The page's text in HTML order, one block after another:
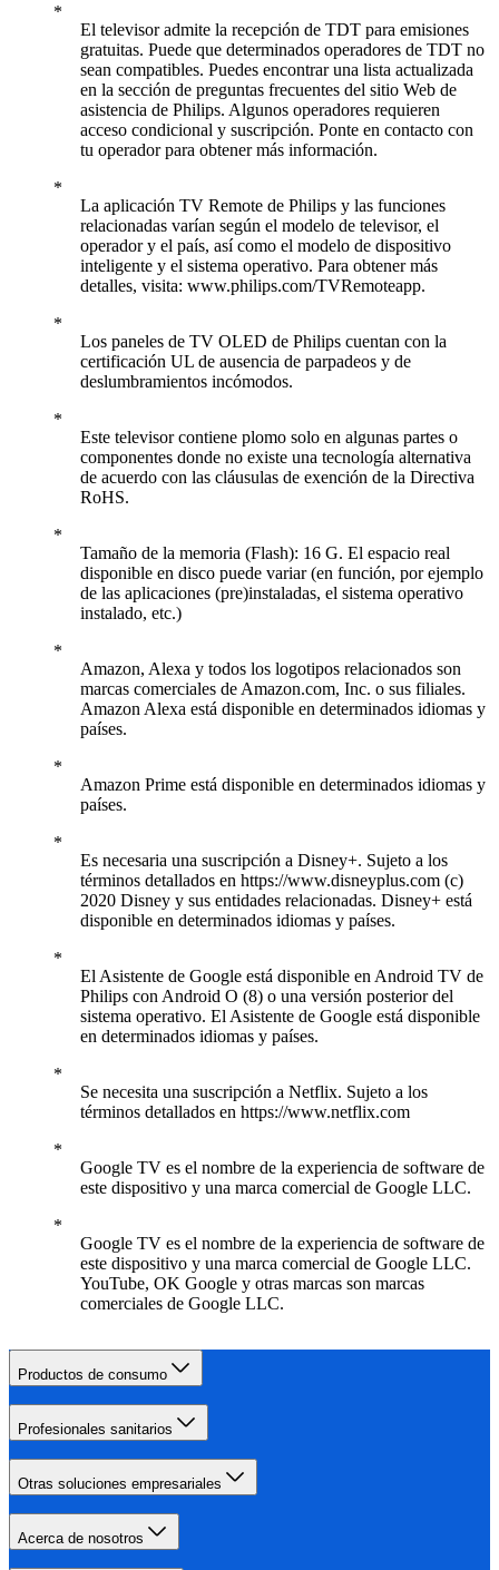
El televisor admite la recepción de TDT para emisiones
gratuitas. Puede que determinados operadores de TDT no
sean compatibles. Puedes encontrar una lista actualizada
en la sección de preguntas frecuentes del sitio Web de
asistencia de Philips. Algunos operadores requieren
acceso condicional y suscripción. Ponte en contacto con
tu operador para obtener más información.
La aplicación TV Remote de Philips y las funciones
relacionadas varían según el modelo de televisor, el
operador y el país, así como el modelo de dispositivo
inteligente y el sistema operativo. Para obtener más
detalles, visita: www.philips.com/TVRemoteapp.
Los paneles de TV OLED de Philips cuentan con la
certificación UL de ausencia de parpadeos y de
deslumbramientos incómodos.
Este televisor contiene plomo solo en algunas partes o
componentes donde no existe una tecnología alternativa
de acuerdo con las cláusulas de exención de la Directiva
RoHS.
Tamaño de la memoria (Flash): 16 G. El espacio real
disponible en disco puede variar (en función, por ejemplo
de las aplicaciones (pre)instaladas, el sistema operativo
instalado, etc.)
Amazon, Alexa y todos los logotipos relacionados son
marcas comerciales de Amazon.com, Inc. o sus filiales.
Amazon Alexa está disponible en determinados idiomas y
países.
Amazon Prime está disponible en determinados idiomas y
países.
Es necesaria una suscripción a Disney+. Sujeto a los
términos detallados en https://www.disneyplus.com (c)
2020 Disney y sus entidades relacionadas. Disney+ está
disponible en determinados idiomas y países.
El Asistente de Google está disponible en Android TV de
Philips con Android O (8) o una versión posterior del
sistema operativo. El Asistente de Google está disponible
en determinados idiomas y países.
Se necesita una suscripción a Netflix. Sujeto a los
términos detallados en https://www.netflix.com
Google TV es el nombre de la experiencia de software de
este dispositivo y una marca comercial de Google LLC.
Google TV es el nombre de la experiencia de software de
este dispositivo y una marca comercial de Google LLC.
YouTube, OK Google y otras marcas son marcas
comerciales de Google LLC.
Productos de consumo
Profesionales sanitarios
Otras soluciones empresariales
Acerca de nosotros